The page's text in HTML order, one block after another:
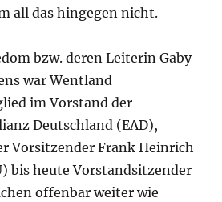
all das hingegen nicht.
bzw. deren Leiterin Gaby
war Wentland
im Vorstand der
Deutschland (EAD),
Vorsitzender Frank Heinrich
bis heute Vorstandsitzender
offenbar weiter wie